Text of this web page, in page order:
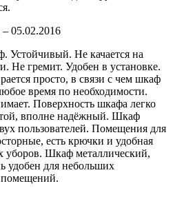
– 05.02.2016
Устойчивый. Не качается на
Не гремит. Удобен в установке.
просто, в связи с чем шкаф
время по необходимости.
Поверхность шкафа легко
вполне надёжный. Шкаф
пользователей. Помещения для
есть крючки и удобная
уборов. Шкаф металлический,
удобен для небольших
помещений.